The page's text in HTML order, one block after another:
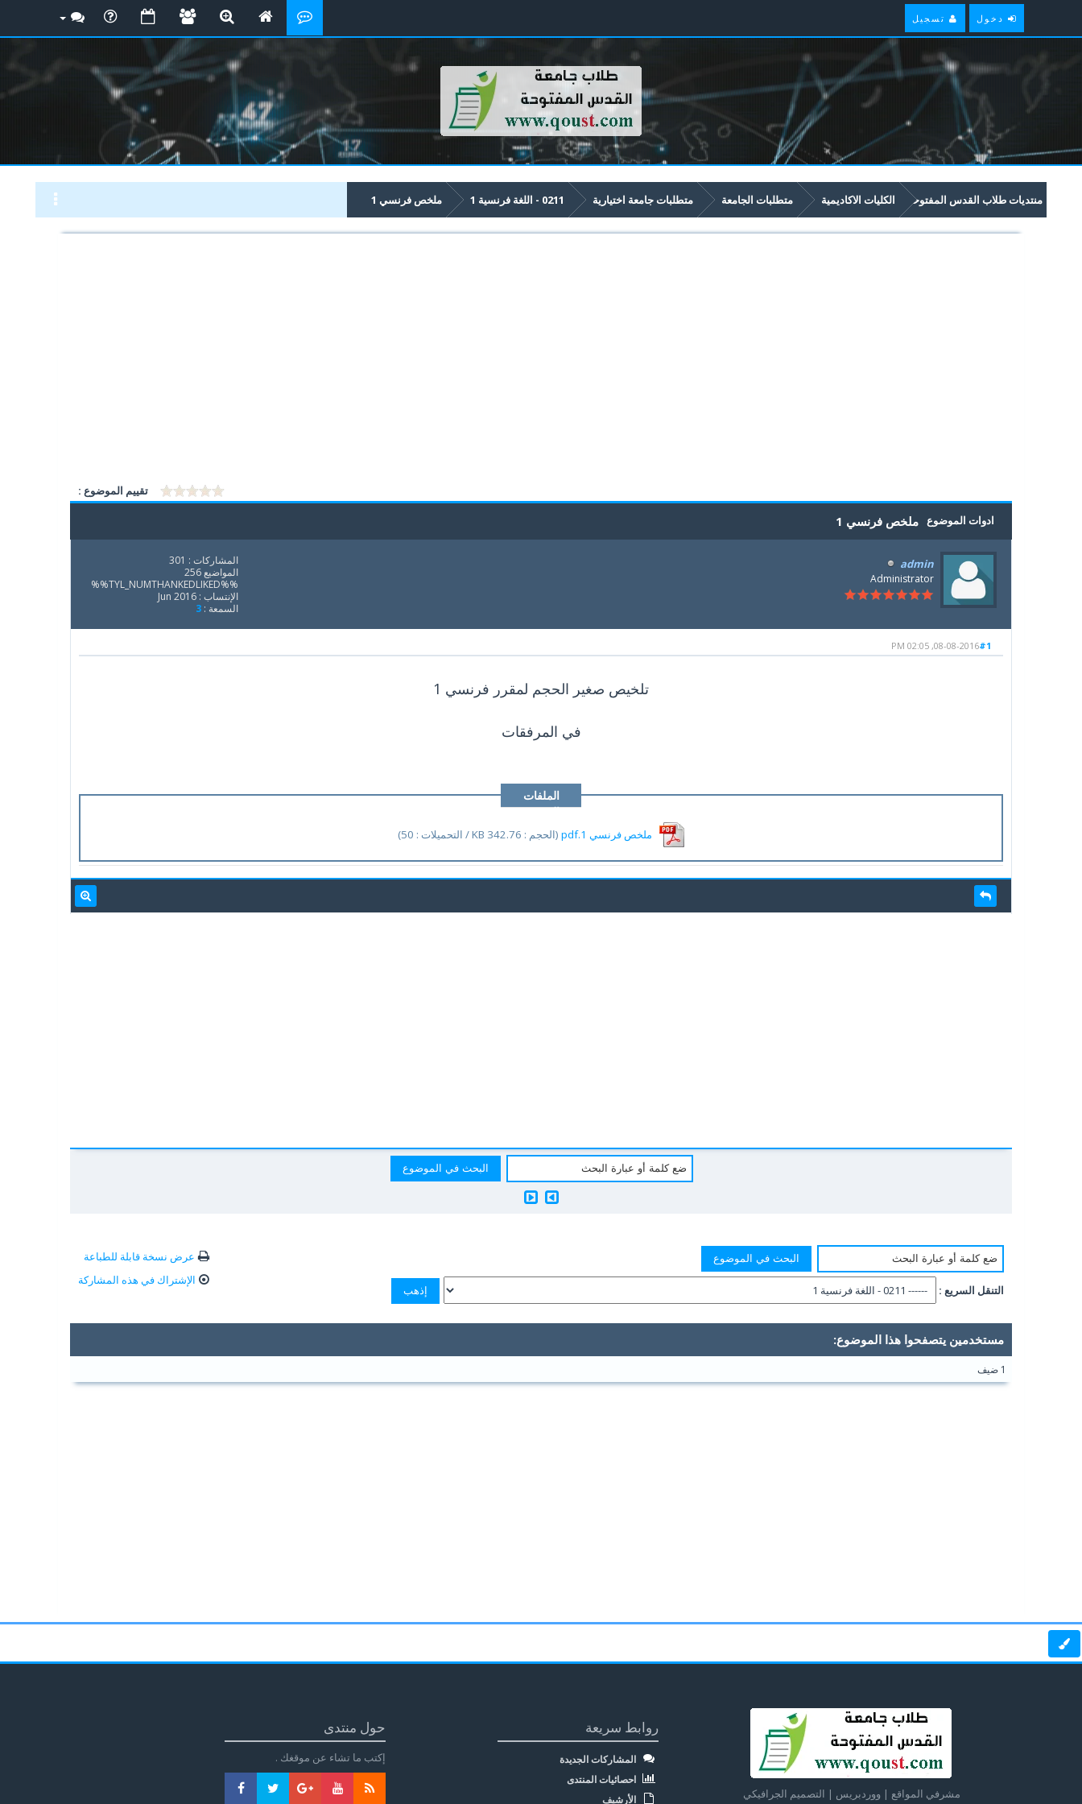
دخول تسجيل
منتديات طلاب القدس المفتوحة الكليات الاكاديمية متطلبات الجامعة متطلبات جامعة اختيارية 0211 - اللغة فرنسیة 1 ملخص فرنسي 1
تقييم الموضوع :
ادوات الموضوع ملخص فرنسي 1
admin
Administrator
المشاركات : 301
المواضيع 256
%%TYL_NUMTHANKEDLIKED%%
الإنتساب : Jun 2016
السمعة : 3
#1
08-08-2016, 02:05 PM
تلخيص صغير الحجم لمقرر فرنسي 1
في المرفقات
الملفات
المرفقة
ملخص فرنسي 1.pdf (الحجم : 342.76 KB / التحميلات : 50)
عرض نسخة قابلة للطباعة
الإشتراك في هذه المشاركة
التنقل السريع :
مستخدمين يتصفحوا هذا الموضوع:
1 ضيف
مشرفي المواقع | ووردبريس | التصميم الجرافيكي
روابط سريعة
المشاركات الجديدة
احصائيات المنتدى
الأرشيف
حول منتدى
إكتب ما تشاء عن موقغك .